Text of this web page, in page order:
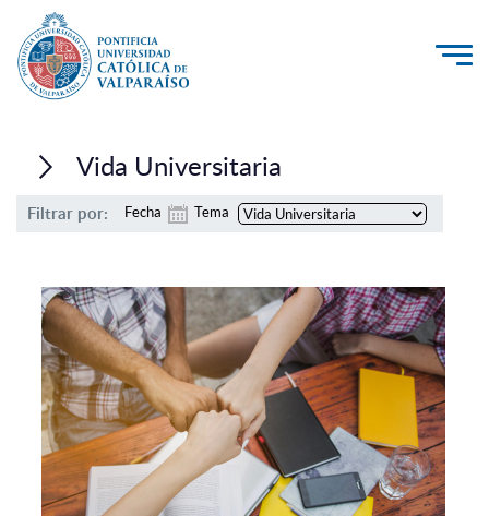
Investigación, Creación e Innovación
PUCV Internacional
Admisión
Pregrado
Postgrado
Formación Continua
Vida Universitaria
Filtrar por: Fecha Tema